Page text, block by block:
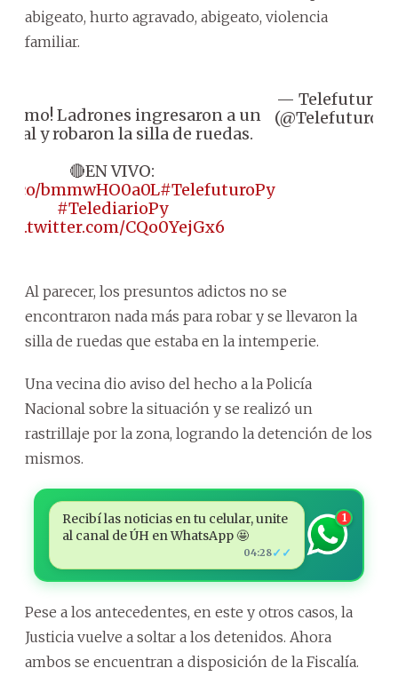
abigeato, hurto agravado, abigeato, violencia
familiar.
colmo! Ladrones ingresaron a un
y robaron la silla de ruedas.
🔴EN VIVO:
bmmwHO0a0L#TelefuturoPy
#TelediarioPy
pic.twitter.com/CQo0YejGx6
— Telefuturo
(@Telefuturo)
Al parecer, los presuntos adictos no se
encontraron nada más para robar y se llevaron la
silla de ruedas que estaba en la intemperie.
Una vecina dio aviso del hecho a la Policía
Nacional sobre la situación y se realizó un
rastrillaje por la zona, logrando la detención de los
mismos.
Recibí las noticias en tu celular, unite
al canal de ÚH en WhatsApp 🤩
04:28✓✓
1
Pese a los antecedentes, en este y otros casos, la
Justicia vuelve a soltar a los detenidos. Ahora
ambos se encuentran a disposición de la Fiscalía.